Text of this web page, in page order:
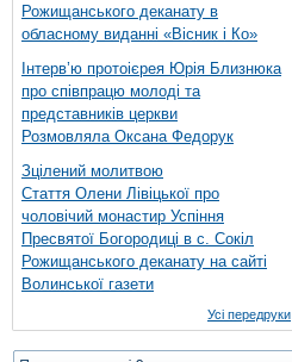
Рожищанського деканату в
обласному виданні «Вісник і Ко»
Інтерв’ю протоієрея Юрія Близнюка
про співпрацю молоді та
представників церкви
Розмовляла Оксана Федорук
Зцілений молитвою
Стаття Олени Лівіцької про
чоловічий монастир Успіння
Пресвятої Богородиці в с. Сокіл
Рожищанського деканату на сайті
Волинської газети
Усі передруки